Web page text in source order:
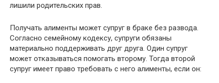
лишили родительских прав.
Получать алименты может супруг в браке без развода.
Согласно семейному кодексу, супруги обязаны
материально поддерживать друг друга. Один супруг
может отказываться помогать второму. Тогда второй
супруг имеет право требовать с него алименты, если он: